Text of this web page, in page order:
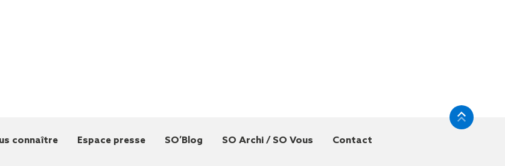
connaître Espace presse SO’Blog SO Archi / SO Vous Contact